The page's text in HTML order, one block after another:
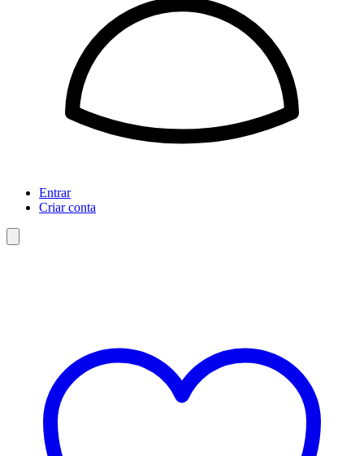
Entrar
Criar conta